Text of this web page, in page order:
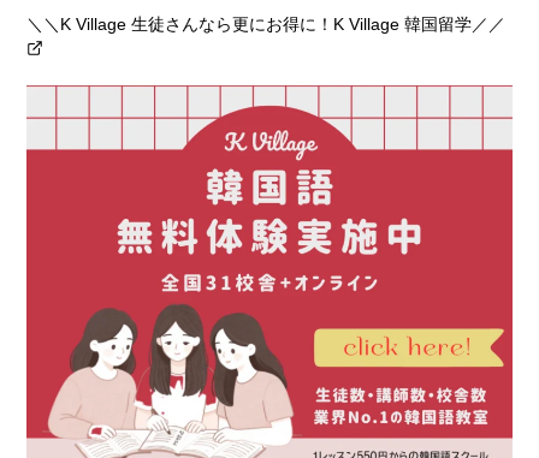
＼＼K Village 生徒さんなら更にお得に！K Village 韓国留学／／